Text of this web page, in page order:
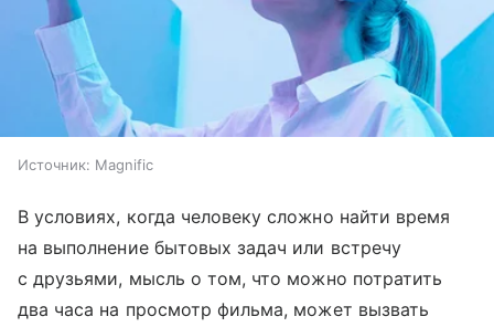
Источник: Magnific
В условиях, когда человеку сложно найти время
на выполнение бытовых задач или встречу
с друзьями, мысль о том, что можно потратить
два часа на просмотр фильма, может вызвать